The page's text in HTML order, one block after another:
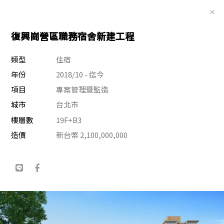
EN
類型 年份 規模
集合住宅
復興崗營區職務宿舍新建工程
類型
住宿
年份
2018/10 - 迄今
項目
專案管理暨監造
城市
台北市
樓層數
19F+B3
造價
新台幣 2,100,000,000
×
學校